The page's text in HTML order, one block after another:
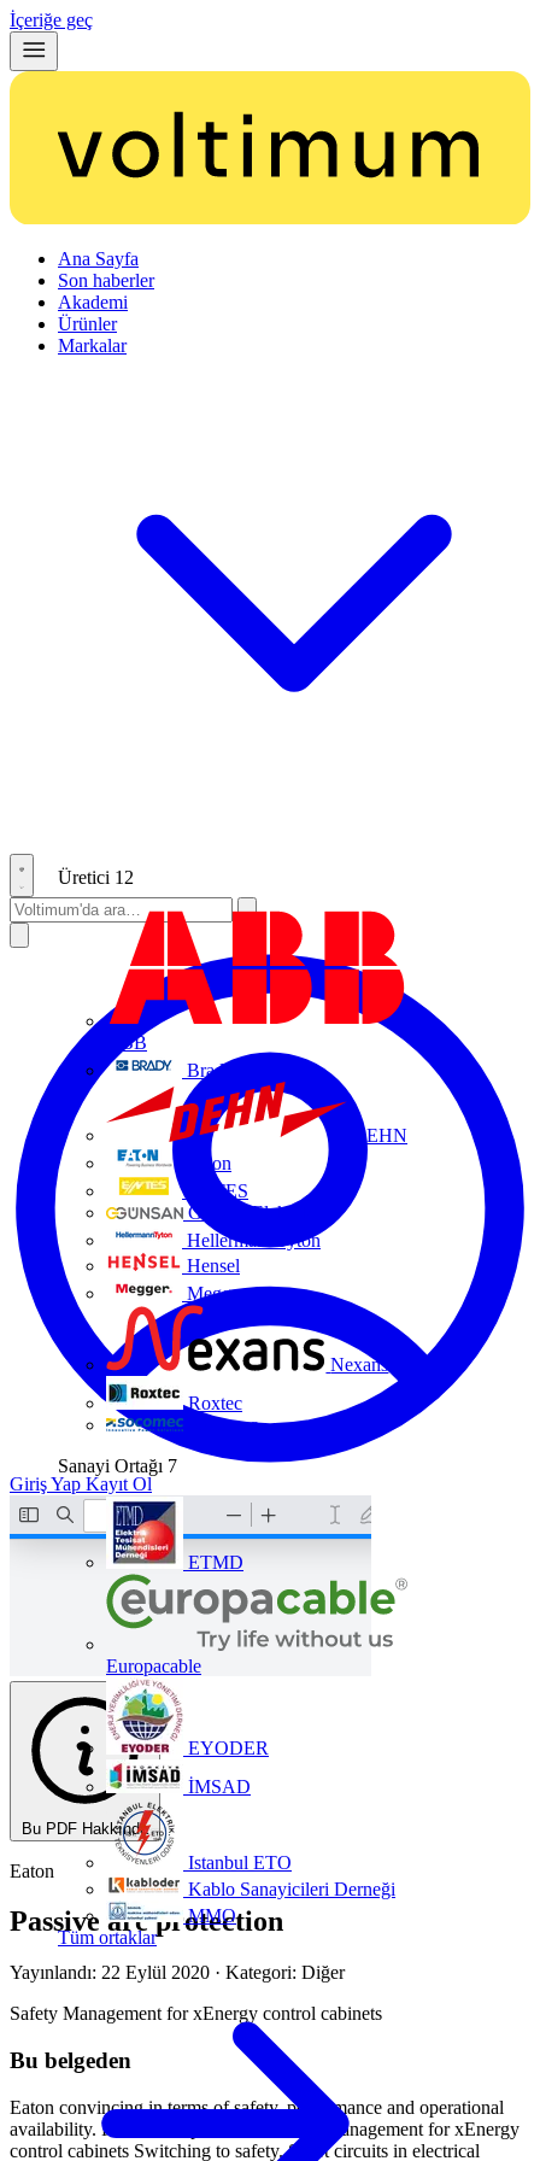
İçeriğe geç
Ana Sayfa
Son haberler
Akademi
Ürünler
Markalar
Üretici 12
ABB
Brady
DEHN
Eaton
ENTES
Günsan Elektrik
HellermannTyton
Hensel
Megger
Nexans
Roxtec
Socomec
Sanayi Ortağı 7
ETMD
Europacable
EYODER
İMSAD
Istanbul ETO
Kablo Sanayicileri Derneği
MMO
Tüm ortaklar
Giriş Yap Kayıt Ol
Bu PDF Hakkında
Eaton
Passive arc protection
Yayınlandı: 22 Eylül 2020 · Kategori: Diğer
Safety Management for xEnergy control cabinets
Bu belgeden
Eaton convincing in terms of safety, performance and operational
availability. Passive arc protection Safety Management for xEnergy
control cabinets Switching to safety. Short circuits in electrical